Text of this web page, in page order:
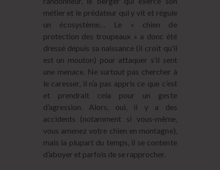
métier et le prédateur qui y vit et régule
un écosystème… Le « chien de
protection des troupeaux » a donc été
dressé depuis sa naissance (il croit qu’il
est un mouton) pour attaquer s’il sent
une menace. Ne surtout pas chercher à
le caresser, il n’a pas appris ce que c’est
et prendrait cela pour un geste
d’agression. Alors, oui, il y a des
accidents (notamment si vous-même,
vous amenez votre chien en montagne),
mais la plupart du temps, il se contente
d’aboyer et parfois de se rapprocher.